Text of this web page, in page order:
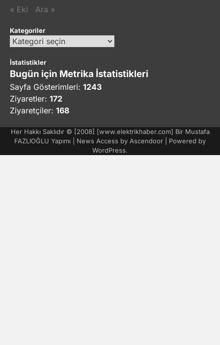
« Eki Ara »
Kategoriler
Kategoriler
İstatistikler
Bugün için Metrika İstatistikleri
Sayfa Gösterimleri: 1243
Ziyaretler: 172
Ziyaretçiler: 168
Her Hakkı Saklıdır © [2008] [www.elektrikhaber.com] Bir Mustafa
FAZLIOĞLU Yapımı | News Access by Ascendoor | Powered by
WordPress.